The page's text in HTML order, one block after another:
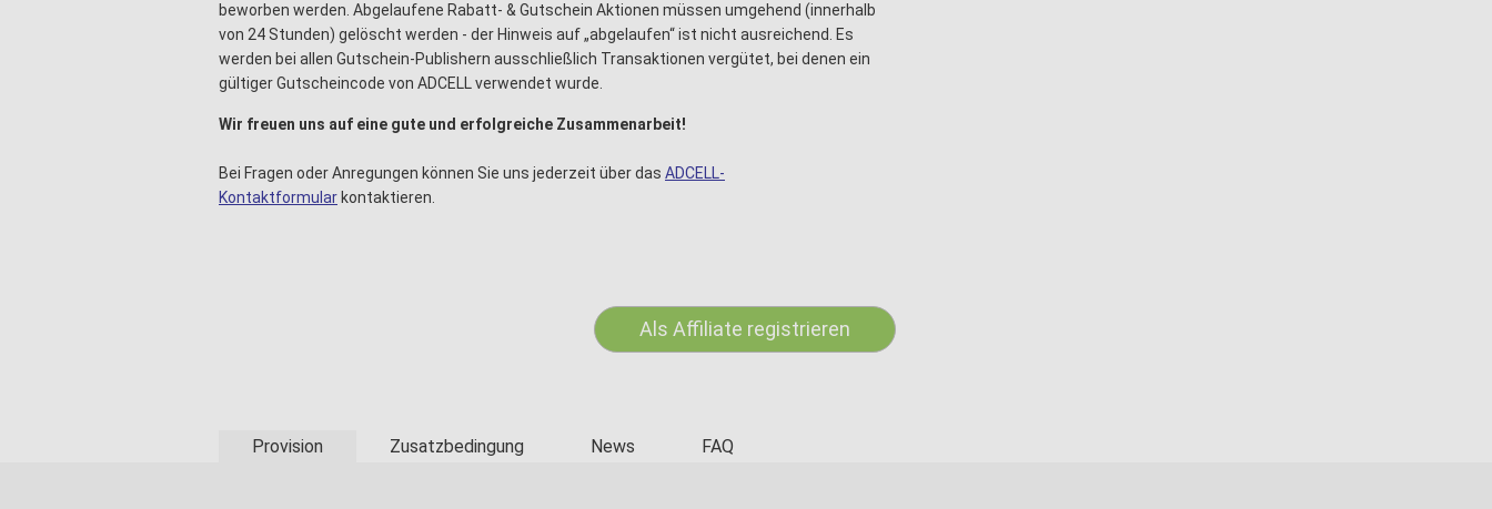
beworben werden. Abgelaufene Rabatt- & Gutschein Aktionen müssen umgehend (innerhalb
von 24 Stunden) gelöscht werden - der Hinweis auf „abgelaufen“ ist nicht ausreichend. Es
werden bei allen Gutschein-Publishern ausschließlich Transaktionen vergütet, bei denen ein
gültiger Gutscheincode von ADCELL verwendet wurde.
Wir freuen uns auf eine gute und erfolgreiche Zusammenarbeit!
Bei Fragen oder Anregungen können Sie uns jederzeit über das ADCELL-
Kontaktformular kontaktieren.
Als Affiliate registrieren
Provision Zusatzbedingung News FAQ